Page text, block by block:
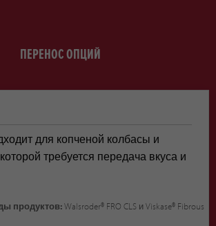
ПЕРЕНОС ОПЦИЙ
для копченой колбасы и
требуется передача вкуса и
продуктов:Walsroder® FRO CLS и Viskase® Fibrous